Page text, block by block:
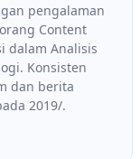
pengalaman
Content
dalam Analisis
Konsisten
dan berita
2019/.